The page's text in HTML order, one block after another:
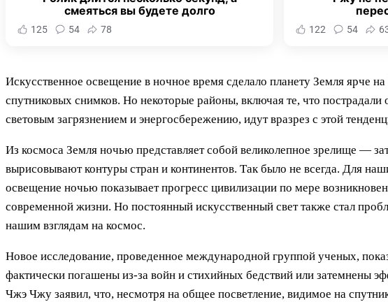
смеяться вы будете долго
125 54 78 122 54
Искусственное освещение в ночное время сделало планету Земля ярче
спутниковых снимков. Но некоторые районы, включая те, что
световым загрязнением и энергосбережению, идут вразрез с этой
Из космоса Земля ночью представляет собой великолепное зрелище —
вырисовывают контуры стран и континентов. Так было не всегда. Для
освещение ночью показывает прогресс цивилизации по мере
современной жизни. Но постоянный искусственный свет также стал
нашим взглядам на космос.
Новое исследование, проведенное международной группой ученых,
фактически погашены из-за войн и стихийных бедствий или затемнены
Чжэ Чжу заявил, что, несмотря на общее посветление, видимое на